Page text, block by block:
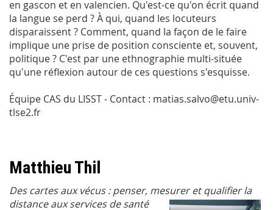
en gascon et en valencien. Qu'est-ce qu'on écrit quand
la langue se perd ? À qui, quand les locuteurs
disparaissent ? Comment, quand la façon de le faire
implique une prise de position consciente et, souvent,
politique ? C'est par une ethnographie multi-située
qu'une réflexion autour de ces questions s'esquisse.
Équipe CAS du LISST - Contact : matias.salvo@etu.univ-
tlse2.fr
Matthieu Thil
Des cartes aux vécus : penser, mesurer et qualifier la
distance aux services de santé